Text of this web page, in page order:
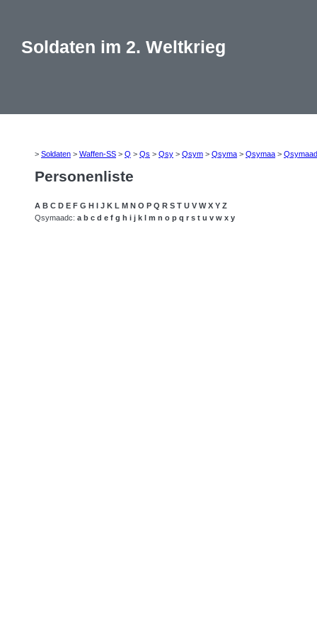
Soldaten im 2. Weltkrieg
> Soldaten > Waffen-SS > Q > Qs > Qsy > Qsym > Qsyma > Qsymaa > Qsymaad
Personenliste
A B C D E F G H I J K L M N O P Q R S T U V W X Y Z
Qsymaadc: a b c d e f g h i j k l m n o p q r s t u v w x y